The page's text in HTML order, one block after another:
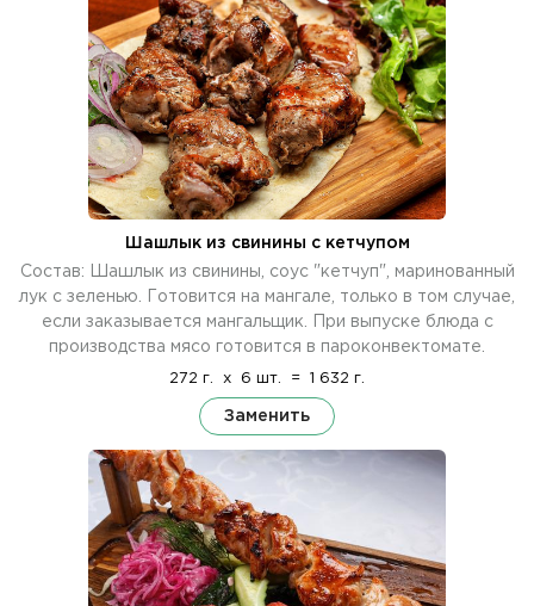
Шашлык из свинины с кетчупом
Состав: Шашлык из свинины, соус "кетчуп", маринованный
лук с зеленью. Готовится на мангале, только в том случае,
если заказывается мангальщик. При выпуске блюда с
производства мясо готовится в пароконвектомате.
272 г. x 6 шт. = 1 632 г.
Заменить